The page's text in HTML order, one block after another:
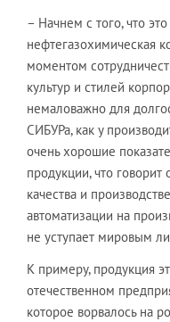
– Начнем с того, что
нефтегазохимическая
моментом
культур и стилей
немаловажно для
СИБУРа, как у
очень хорошие
продукции, что
качества и
автоматизации на
не уступает мировым
К примеру, продукция
отечественном
которое ворвалось на